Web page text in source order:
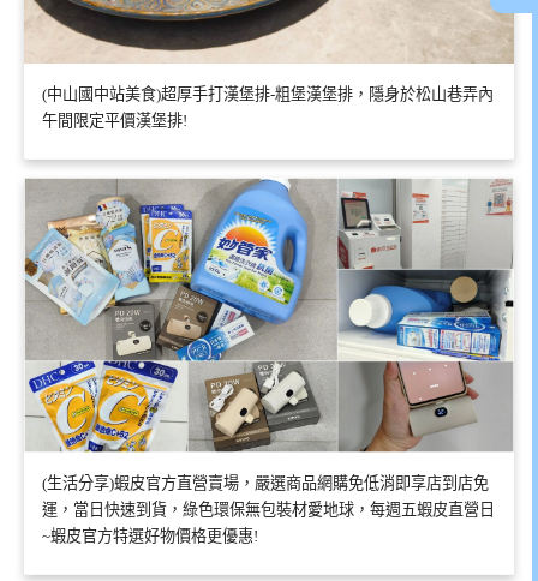
(中山國中站美食)超厚手打漢堡排-粗堡漢堡排，隱身於松山巷弄內
午間限定平價漢堡排!
(生活分享)蝦皮官方直營賣場，嚴選商品網購免低消即享店到店免
運，當日快速到貨，綠色環保無包裝材愛地球，每週五蝦皮直營日
~蝦皮官方特選好物價格更優惠!